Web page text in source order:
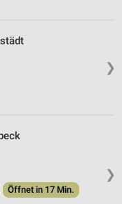
❯
❯
Öffnet in 17 Min.